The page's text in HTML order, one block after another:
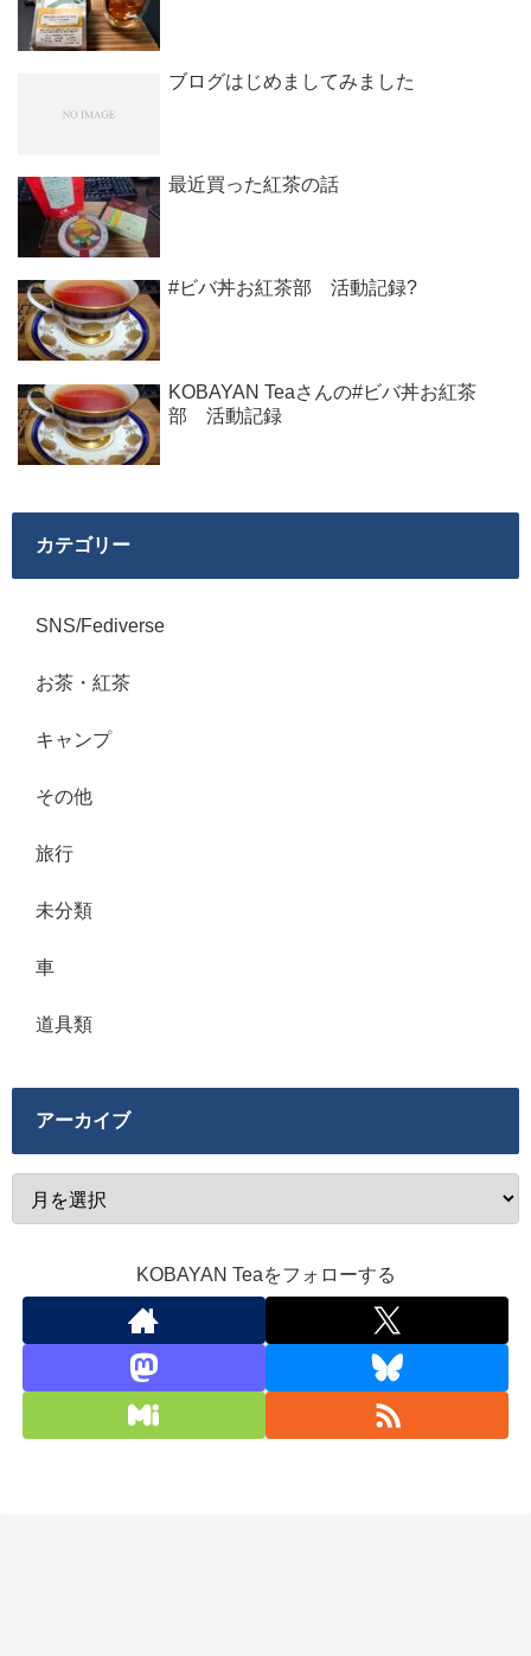
ブログはじめましてみました
最近買った紅茶の話
#ビバ丼お紅茶部 活動記録?
KOBAYAN Teaさんの#ビバ丼お紅茶
部 活動記録
カテゴリー
SNS/Fediverse
お茶・紅茶
キャンプ
その他
旅行
未分類
車
道具類
アーカイブ
KOBAYAN Teaをフォローする